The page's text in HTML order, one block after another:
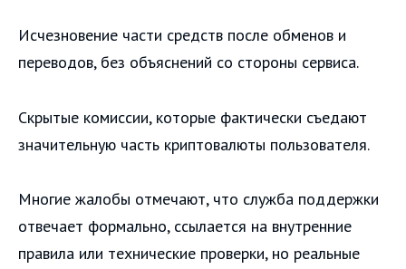
Исчезновение части средств после обменов и
переводов, без объяснений со стороны сервиса.
Скрытые комиссии, которые фактически съедают
значительную часть криптовалюты пользователя.
Многие жалобы отмечают, что служба поддержки
отвечает формально, ссылается на внутренние
правила или технические проверки, но реальные